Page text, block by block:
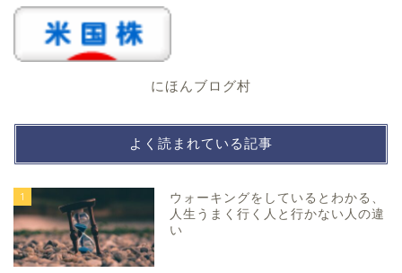
にほんブログ村
よく読まれている記事
1
ウォーキングをしているとわかる、
人生うまく行く人と行かない人の違
い